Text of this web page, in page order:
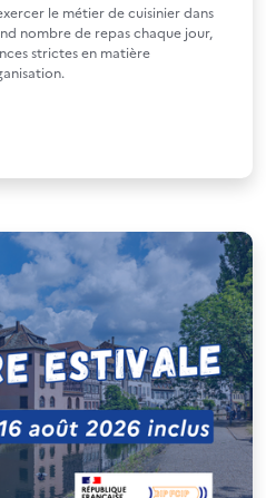
le métier de cuisinier dans
nombre de repas chaque jour,
strictes en matière